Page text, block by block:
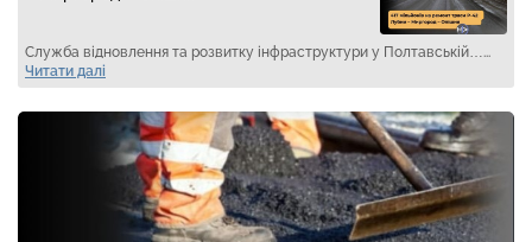
Служба відновлення та розвитку інфраструктури у Полтавській…...
Читати далі